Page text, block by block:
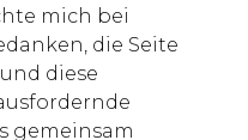
mich bei
die Seite
diese
gemeinsam